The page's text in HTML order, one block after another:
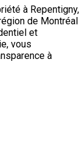
à Repentigny,
de Montréal
et
vous
à